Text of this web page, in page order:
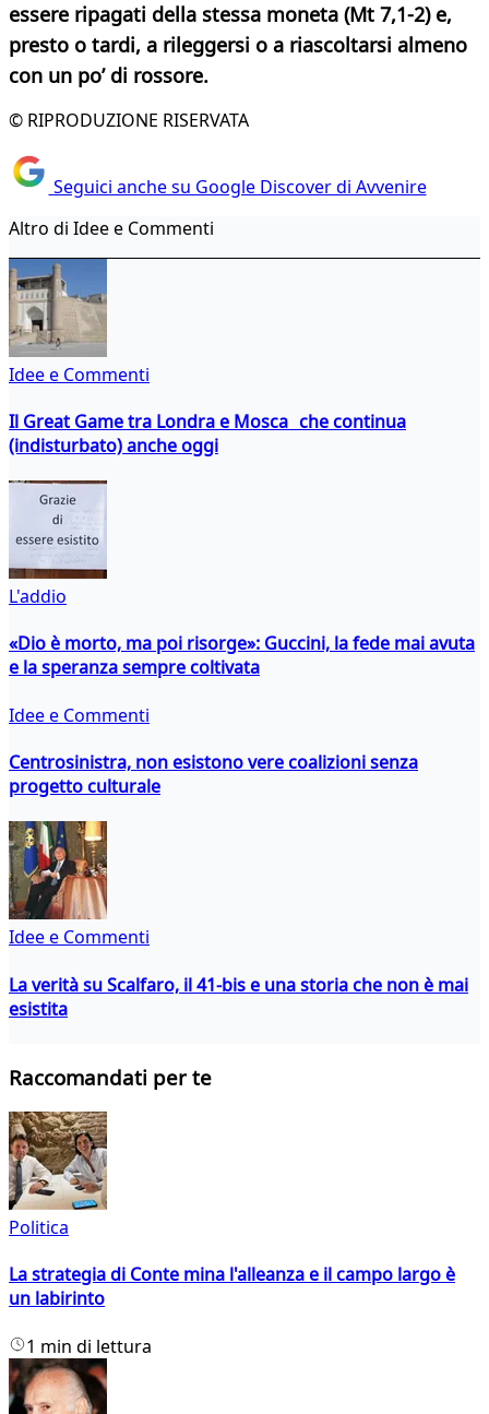
essere ripagati della stessa moneta (Mt 7,1-2) e,
presto o tardi, a rileggersi o a riascoltarsi almeno
con un po’ di rossore.
© RIPRODUZIONE RISERVATA
Seguici anche su Google Discover di Avvenire
Altro di Idee e Commenti
Idee e Commenti
Il Great Game tra Londra e Mosca che continua
(indisturbato) anche oggi
L'addio
«Dio è morto, ma poi risorge»: Guccini, la fede mai avuta
e la speranza sempre coltivata
Idee e Commenti
Centrosinistra, non esistono vere coalizioni senza
progetto culturale
Idee e Commenti
La verità su Scalfaro, il 41-bis e una storia che non è mai
esistita
Raccomandati per te
Politica
La strategia di Conte mina l'alleanza e il campo largo è
un labirinto
1 min di lettura